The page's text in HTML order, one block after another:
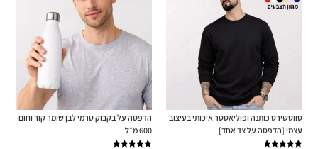
סווטשירט כותנה ופוליאסטר איכותי בעיצוב
עצמי [הדפסה על צד אחד]
הדפסה על בקבוק טרמי לבן שומר קור וחום
600 מ״ל